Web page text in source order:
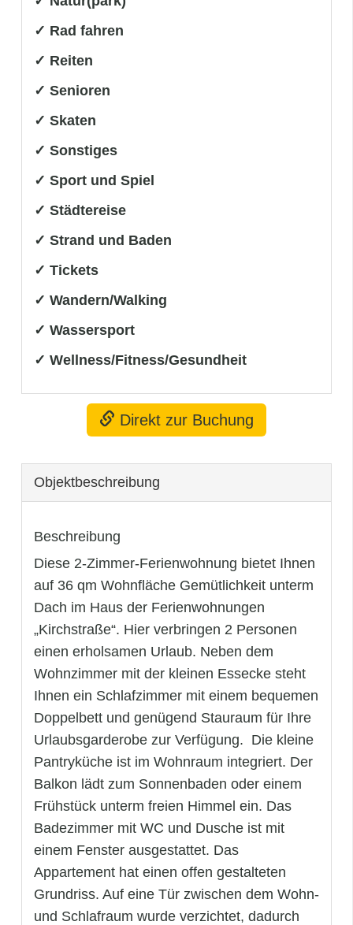
✓ Rad fahren
✓ Reiten
✓ Senioren
✓ Skaten
✓ Sonstiges
✓ Sport und Spiel
✓ Städtereise
✓ Strand und Baden
✓ Tickets
✓ Wandern/Walking
✓ Wassersport
✓ Wellness/Fitness/Gesundheit
Direkt zur Buchung
Objekt­beschreibung
Beschreibung
Diese 2-Zimmer-Ferienwohnung bietet Ihnen
auf 36 qm Wohnfläche Gemütlichkeit unterm
Dach im Haus der Ferienwohnungen
„Kirchstraße“. Hier verbringen 2 Personen
einen erholsamen Urlaub. Neben dem
Wohnzimmer mit der kleinen Essecke steht
Ihnen ein Schlafzimmer mit einem bequemen
Doppelbett und genügend Stauraum für Ihre
Urlaubsgarderobe zur Verfügung. Die kleine
Pantryküche ist im Wohnraum integriert. Der
Balkon lädt zum Sonnenbaden oder einem
Frühstück unterm freien Himmel ein. Das
Badezimmer mit WC und Dusche ist mit
einem Fenster ausgestattet. Das
Appartement hat einen offen gestalteten
Grundriss. Auf eine Tür zwischen dem Wohn-
und Schlafraum wurde verzichtet, dadurch